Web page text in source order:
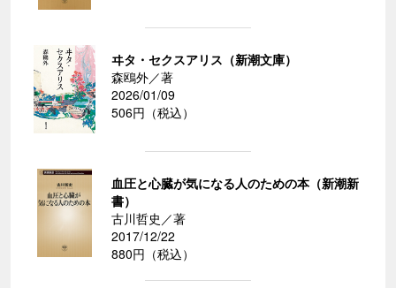
ヰタ・セクスアリス（新潮文庫）
森鴎外／著
2026/01/09
506円（税込）
血圧と心臓が気になる人のための本（新潮新
書）
古川哲史／著
2017/12/22
880円（税込）